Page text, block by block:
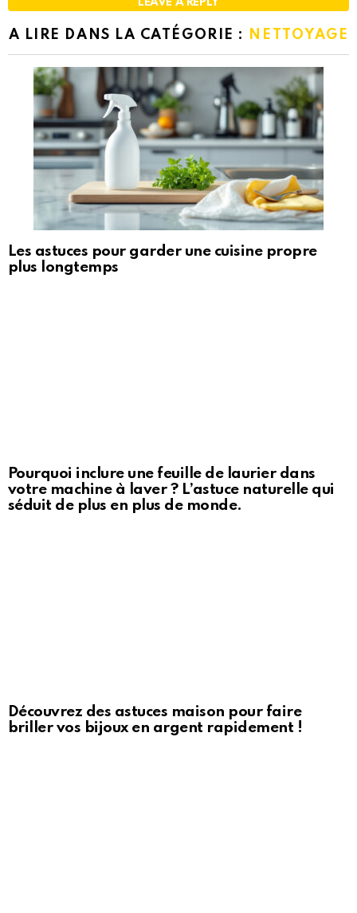
A LIRE DANS LA CATÉGORIE : NETTOYAGE
Les astuces pour garder une cuisine propre
plus longtemps
Pourquoi inclure une feuille de laurier dans
votre machine à laver ? L’astuce naturelle qui
séduit de plus en plus de monde.
Découvrez des astuces maison pour faire
briller vos bijoux en argent rapidement !